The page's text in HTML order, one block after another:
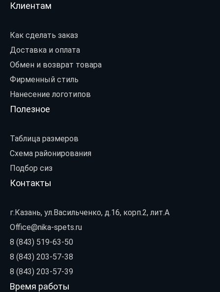
Клиентам
Как сделать заказ
Доставка и оплата
Обмен и возврат товара
Фирменный стиль
Нанесение логотипов
Полезное
Таблица размеров
Схема районирования
Подбор сиз
Контакты
г.Казань, ул.Васильченко, д.16, корп.2, лит.А
Office@nika-spets.ru
8 (843) 519-63-50
8 (843) 203-57-38
8 (843) 203-57-39
Время работы